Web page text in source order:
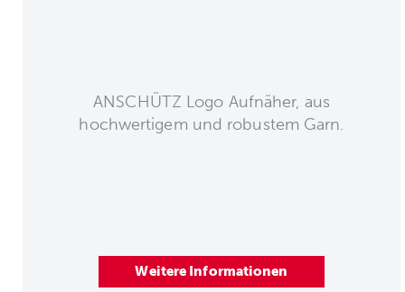
ANSCHÜTZ Logo Aufnäher, aus
hochwertigem und robustem Garn.
Weitere Informationen